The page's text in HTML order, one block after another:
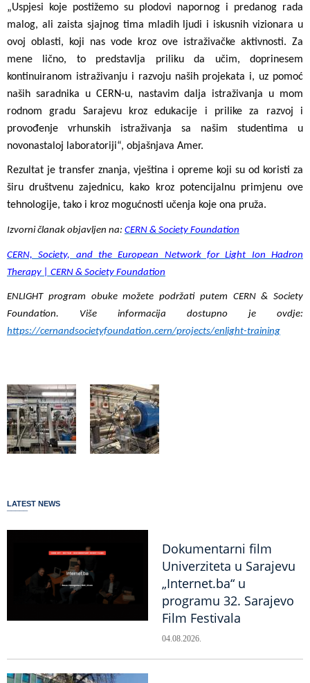
„Uspjesi koje postižemo su plodovi napornog i predanog rada
malog, ali zaista sjajnog tima mladih ljudi i iskusnih vizionara u
ovoj oblasti, koji nas vode kroz ove istraživačke aktivnosti. Za
mene lično, to predstavlja priliku da učim, doprinesem
kontinuiranom istraživanju i razvoju naših projekata i, uz pomoć
naših saradnika u CERN-u, nastavim dalja istraživanja u mom
rodnom gradu Sarajevu kroz edukacije i prilike za razvoj i
provođenje vrhunskih istraživanja sa našim studentima u
novonastaloj laboratoriji“, objašnjava Amer.
Rezultat je transfer znanja, vještina i opreme koji su od koristi za
širu društvenu zajednicu, kako kroz potencijalnu primjenu ove
tehnologije, tako i kroz mogućnosti učenja koje ona pruža.
Izvorni članak objavljen na: CERN & Society Foundation
CERN, Society, and the European Network for Light Ion Hadron
Therapy | CERN & Society Foundation
ENLIGHT program obuke možete podržati putem CERN & Society
Foundation. Više informacija dostupno je ovdje:
https://cernandsocietyfoundation.cern/projects/enlight-training
LATEST NEWS
Dokumentarni film
Univerziteta u Sarajevu
„Internet.ba“ u
programu 32. Sarajevo
Film Festivala
04.08.2026.